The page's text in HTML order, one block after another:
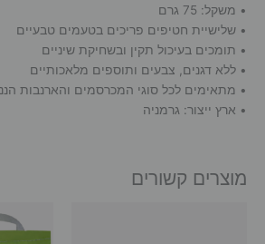
• משקל: ‎75‎ גרם
• שלישיית חטיפים פריכים בטעמים טבעיים
• תומכים בעיכול תקין ובשחיקת שיניים
• ללא דגנים, צבעים ותוספים מלאכותיים
• מתאימים לכל סוגי המכרסמים והארנבות
• ארץ ייצור: גרמניה
מוצרים קשורים